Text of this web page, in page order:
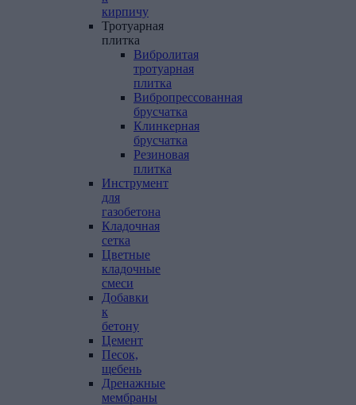
кирпичу
Тротуарная
плитка
Вибролитая
тротуарная
плитка
Вибропрессованная
брусчатка
Клинкерная
брусчатка
Резиновая
плитка
Инструмент
для
газобетона
Кладочная
сетка
Цветные
кладочные
смеси
Добавки
к
бетону
Цемент
Песок,
щебень
Дренажные
мембраны